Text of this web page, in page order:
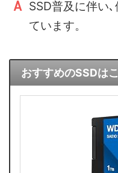
SSD普及に伴い
ています。
おすすめのSSDは